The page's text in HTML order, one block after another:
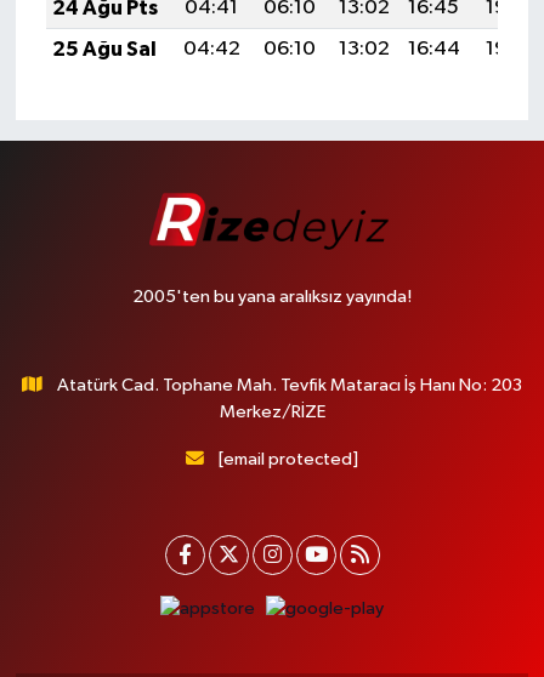
24 Ağu Pts
04:41 06:10 13:02 16:45
19:44
25 Ağu Sal
04:42 06:10 13:02 16:44 19:43
2005'ten bu yana aralıksız yayında!
Atatürk Cad. Tophane Mah. Tevfik Mataracı İş Hanı No: 203
Merkez/RİZE
[email protected]